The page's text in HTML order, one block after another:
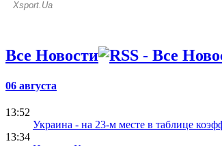
Все Новости
06 августа
13:52
Украина - на 23-м месте в таблице
13:34